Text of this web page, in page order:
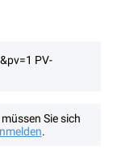
PV-
Sie sich
.